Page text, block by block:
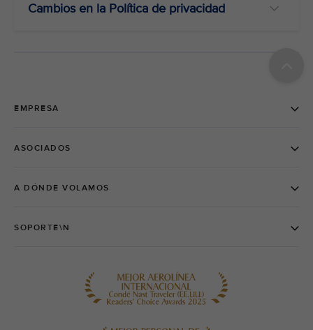
Cambios en la Política de privacidad